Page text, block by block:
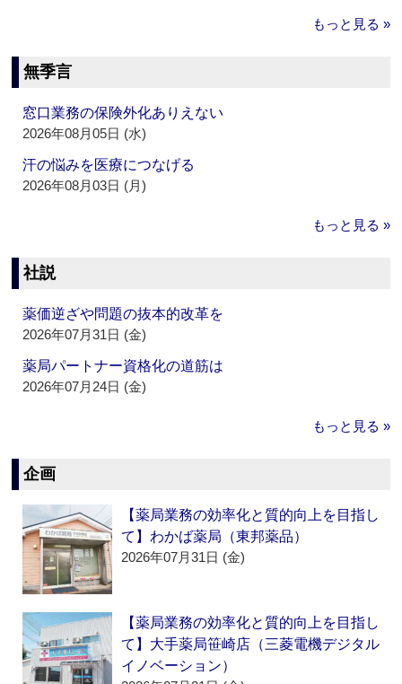
もっと見る »
無季言
窓口業務の保険外化ありえない
2026年08月05日 (水)
汗の悩みを医療につなげる
2026年08月03日 (月)
もっと見る »
社説
薬価逆ざや問題の抜本的改革を
2026年07月31日 (金)
薬局パートナー資格化の道筋は
2026年07月24日 (金)
もっと見る »
企画
【薬局業務の効率化と質的向上を目指し
て】わかば薬局（東邦薬品）
2026年07月31日 (金)
【薬局業務の効率化と質的向上を目指し
て】大手薬局笹崎店（三菱電機デジタル
イノベーション）